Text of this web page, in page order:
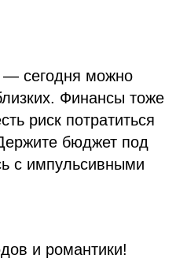
— сегодня можно
Финансы тоже
риск потратиться
бюджет под
с импульсивными
и романтики!